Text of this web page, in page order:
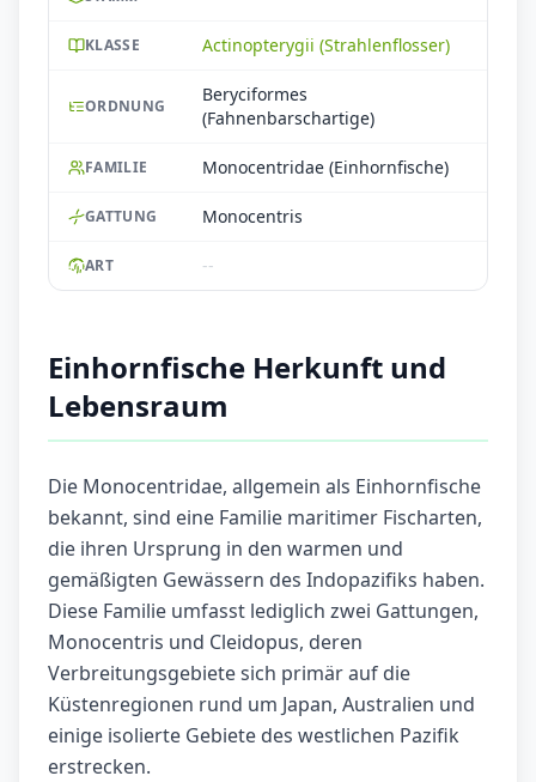
KLASSE Actinopterygii (Strahlenflosser)
ORDNUNG
Beryciformes
(Fahnenbarschartige)
FAMILIE Monocentridae (Einhornfische)
GATTUNG Monocentris
ART --
Einhornfische Herkunft und
Lebensraum
Die Monocentridae, allgemein als Einhornfische
bekannt, sind eine Familie maritimer Fischarten,
die ihren Ursprung in den warmen und
gemäßigten Gewässern des Indopazifiks haben.
Diese Familie umfasst lediglich zwei Gattungen,
Monocentris und Cleidopus, deren
Verbreitungsgebiete sich primär auf die
Küstenregionen rund um Japan, Australien und
einige isolierte Gebiete des westlichen Pazifik
erstrecken.